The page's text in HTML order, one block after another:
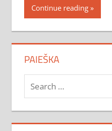
Continue reading
PAIEŠKA
Search
for: